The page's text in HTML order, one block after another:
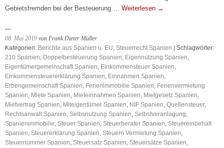
Gebietsfremden bei der Besteuerung … Weiterlesen →
08. Mai 2019 von Frank Dieter Müller
Kategorien: Berichte aus Spanien u. EU, Steuerrecht Spanien | Schlagwörter:
210 Spanien, Doppelbesteuerung Spanien, Eigennutzung Spanien,
Eigentümergemeinschaft Spanien, Einkommensteuer Spanien,
Einkommensteuererklärung Spanien, Einnahmen Spanien,
Erbengemeinschaft Spanien, Ferienimmobilie Spanien, Ferienvermietung
Spanien, Miete Spanien, Mieteinnahmen Spanien, Mietgesetz Spanien,
Mietvertrag Spanien, Miteigentümer Spanien, NIF Spanien, Quellensteuer,
Rechtsanwalt Spanien, Selbsnutzung Spanien, Selbstveranlagung,
Spanienimmobilie, Steuer Spanien, Steuerberater Spanien, Steuereinbehalt
Spanien, Steuererklärung Spanien, Steuern Vermietung Spanien,
Steuernummer Spanien, Steuersatz Spanien, Steuersätze Spanien,